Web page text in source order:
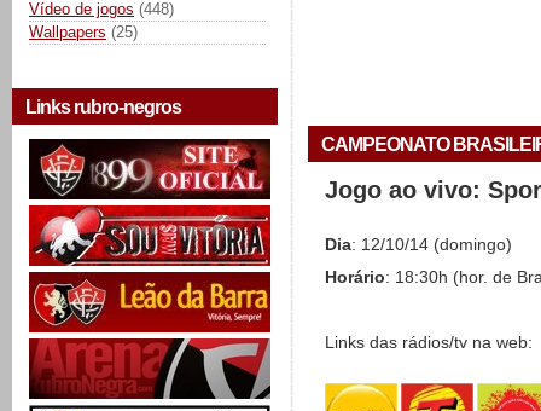
Vídeo de jogos (448)
Wallpapers (25)
Links rubro-negros
CAMPEONATO
Jogo ao vivo:
Dia: 12/10/14 (domingo)
Horário: 18:30h (hor. de
Links das rádios/tv na web: